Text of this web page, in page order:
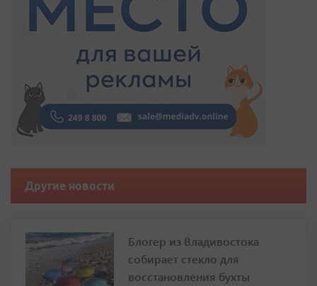
Другие новости
Блогер из Владивостока
собирает стекло для
восстановления бухты